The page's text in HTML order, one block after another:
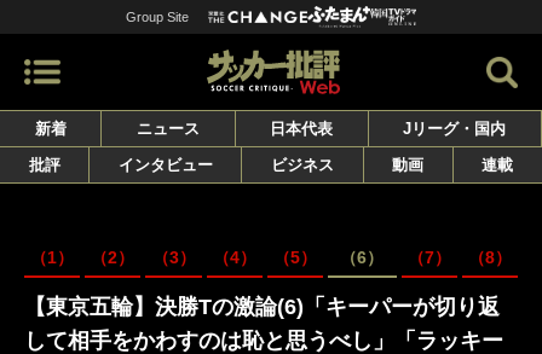
Group Site
新着 ニュース 日本代表
Jリーグ・国内
批評
インタビュー ビジネス 動画 連載
（1） （2） （3） （4） （5） （6） （7） （8）
【東京五輪】決勝Tの激論(6)「キーパーが切り返
して相手をかわすのは恥と思うべし」「ラッキー